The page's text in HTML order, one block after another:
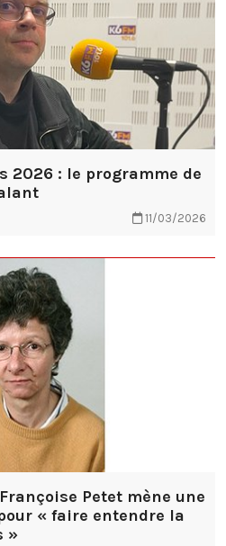
2026 : le programme de
11/03/2026
Petet mène une
« faire entendre la
»